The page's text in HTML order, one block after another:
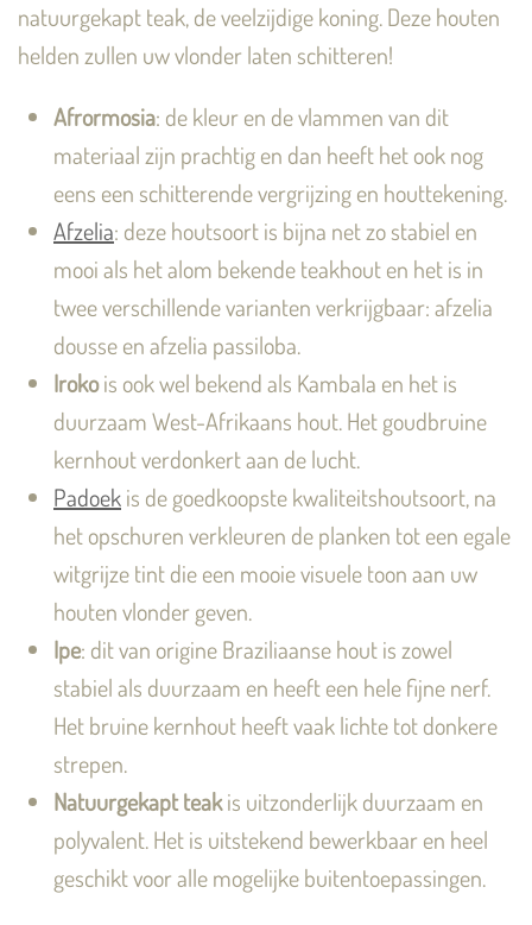
natuurgekapt teak, de veelzijdige koning. Deze houten
helden zullen uw vlonder laten schitteren!
Afrormosia: de kleur en de vlammen van dit
materiaal zijn prachtig en dan heeft het ook nog
eens een schitterende vergrijzing en houttekening.
Afzelia: deze houtsoort is bijna net zo stabiel en
mooi als het alom bekende teakhout en het is in
twee verschillende varianten verkrijgbaar: afzelia
dousse en afzelia passiloba.
Irokois ook wel bekend als Kambala en het is
duurzaam West-Afrikaans hout. Het goudbruine
kernhout verdonkert aan de lucht.
Padoekis de goedkoopste kwaliteitshoutsoort, na
het opschuren verkleuren de planken tot een egale
witgrijze tint die een mooie visuele toon aan uw
houten vlonder geven.
Ipe: dit van origine Braziliaanse hout is zowel
stabiel als duurzaam en heeft een hele fijne nerf.
Het bruine kernhout heeft vaak lichte tot donkere
strepen.
Natuurgekapt teakis uitzonderlijk duurzaam en
polyvalent. Het is uitstekend bewerkbaar en heel
geschikt voor alle mogelijke buitentoepassingen.